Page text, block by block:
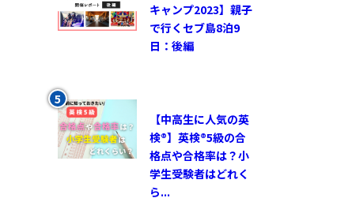
キャンプ2023】親子
で行くセブ島8泊9
日：後編
【中高生に人気の英
検®︎】英検®︎5級の合
格点や合格率は？小
学生受験者はどれく
ら...